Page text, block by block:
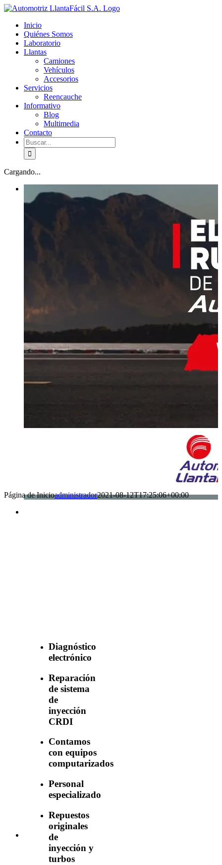
Skip
content
facebook
youtube
Inicio
Quiénes Somos
Laboratorio
Llantas
Camiones
Vehículos
Accesorios
Servicios
Reencauche
Informativo
Blog
Multimedia
Contacto
Buscar:
Cargando...
Página de Inicioadministrador2021-08-12T17:25:06+00:00
Diagnóstico
electrónico
Reparación
de sistema
de
inyección
CRDI
Contamos
con equipos
computarizados
Personal
especializado
Repuestos
originales
de
inyección y
turbos